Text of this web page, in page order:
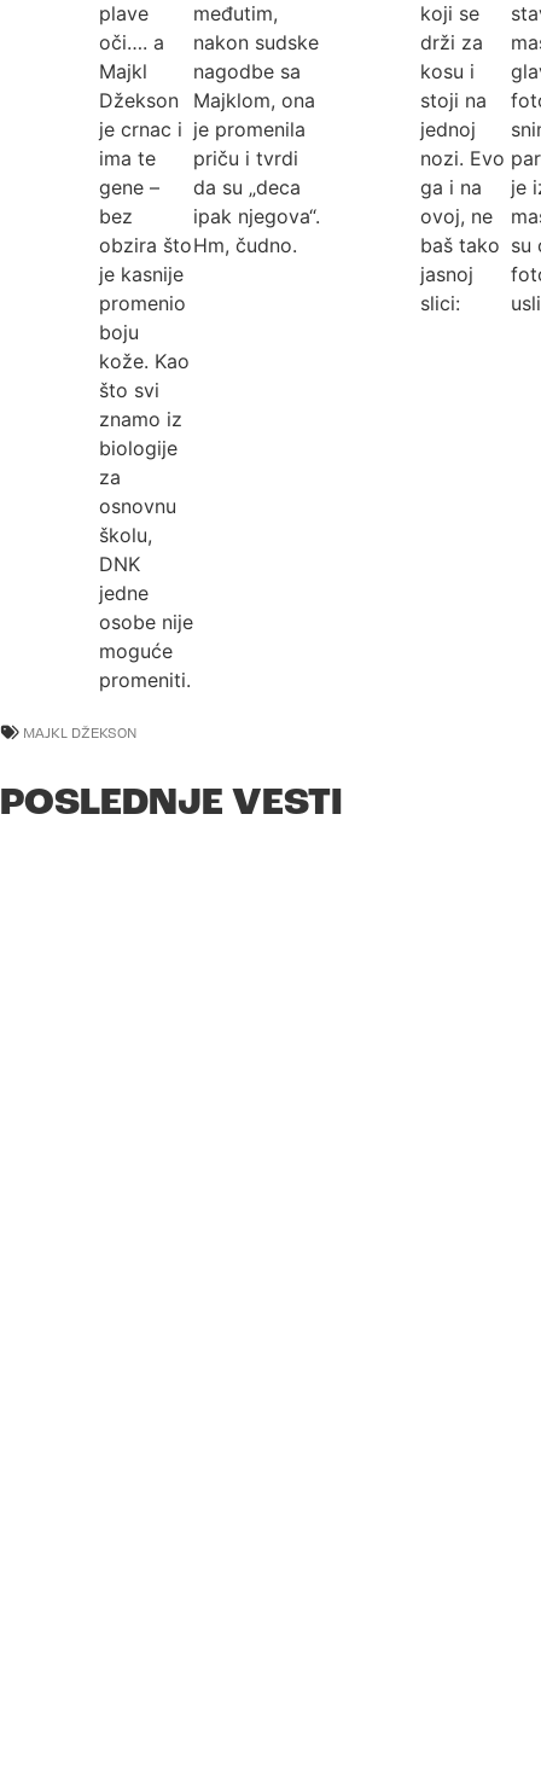
plave
oči…. a
Majkl
Džekson
je crnac i
ima te
gene –
bez
obzira što
je kasnije
promenio
boju
kože. Kao
što svi
znamo iz
biologije
za
osnovnu
školu,
DNK
jedne
osobe nije
moguće
promeniti.
međutim,
nakon sudske
nagodbe sa
Majklom, ona
je promenila
priču i tvrdi
da su „deca
ipak njegova“.
Hm, čudno.
koji se
drži za
kosu i
stoji na
jednoj
nozi. Evo
ga i na
ovoj, ne
baš tako
jasnoj
slici:
je
su
MAJKL DŽEKSON
POSLEDNJE VESTI